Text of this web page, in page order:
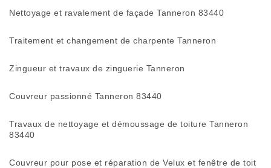
Nettoyage et ravalement de façade Tanneron 83440
Traitement et changement de charpente Tanneron
Zingueur et travaux de zinguerie Tanneron
Couvreur passionné Tanneron 83440
Travaux de nettoyage et démoussage de toiture Tanneron
83440
Couvreur pour pose et réparation de Velux et fenêtre de toit